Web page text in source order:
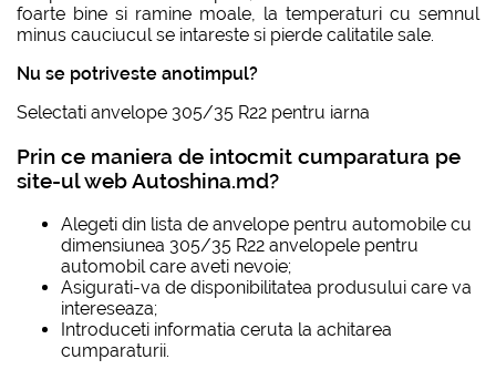
foarte bine si ramine moale, la temperaturi cu semnul
minus cauciucul se intareste si pierde calitatile sale.
Nu se potriveste anotimpul?
Selectati anvelope 305/35 R22 pentru iarna
Prin ce maniera de intocmit cumparatura pe
site-ul web Autoshina.md?
Alegeti din lista de anvelope pentru automobile cu
dimensiunea 305/35 R22 anvelopele pentru
automobil care aveti nevoie;
Asigurati-va de disponibilitatea produsului care va
intereseaza;
Introduceti informatia ceruta la achitarea
cumparaturii.